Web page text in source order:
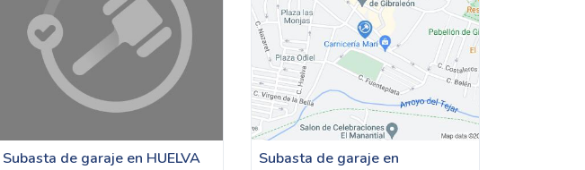
Subasta de garaje en HUELVA
Subasta de garaje en